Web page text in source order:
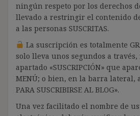
ningún respeto por los derechos
llevado a restringir el contenido
a las personas SUSCRITAS.
La suscripción es totalmente
solo lleva unos segundos a
apartado «SUSCRIPCIÓN» que
MENÚ; o bien, en la barra lateral, a
PARA SUSCRIBIRSE AL BLOG».
Una vez facilitado el nombre de